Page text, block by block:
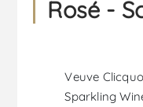
Rosé -
Veuve
Sparkling